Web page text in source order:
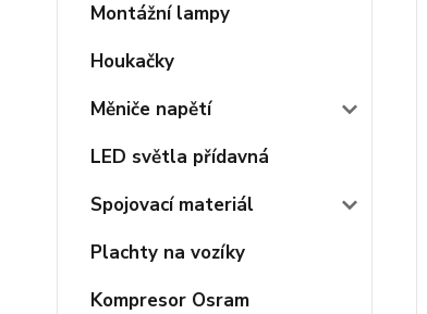
Montážní lampy
Houkačky
Měniče napětí
LED světla přídavná
Spojovací materiál
Plachty na vozíky
Kompresor Osram